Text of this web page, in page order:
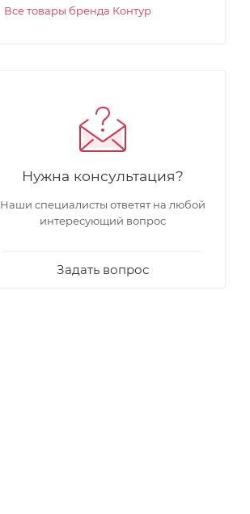
Все товары бренда Контур
Нужна консультация?
Наши специалисты ответят на любой
интересующий вопрос
Задать вопрос